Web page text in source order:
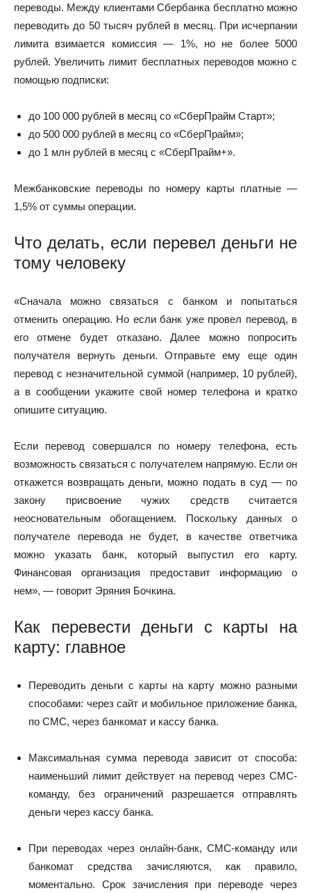
переводы. Между клиентами Сбербанка бесплатно можно
переводить до 50 тысяч рублей в месяц. При исчерпании
лимита взимается комиссия — 1%, но не более 5000
рублей. Увеличить лимит бесплатных переводов можно с
помощью подписки:
до 100 000 рублей в месяц со «СберПрайм Старт»;
до 500 000 рублей в месяц со «СберПрайм»;
до 1 млн рублей в месяц с «СберПрайм+».
Межбанковские переводы по номеру карты платные —
1,5% от суммы операции.
Что делать, если перевел деньги не
тому человеку
«Сначала можно связаться с банком и попытаться
отменить операцию. Но если банк уже провел перевод, в
его отмене будет отказано. Далее можно попросить
получателя вернуть деньги. Отправьте ему еще один
перевод с незначительной суммой (например, 10 рублей),
а в сообщении укажите свой номер телефона и кратко
опишите ситуацию.
Если перевод совершался по номеру телефона, есть
возможность связаться с получателем напрямую. Если он
откажется возвращать деньги, можно подать в суд — по
закону присвоение чужих средств считается
неосновательным обогащением. Поскольку данных о
получателе перевода не будет, в качестве ответчика
можно указать банк, который выпустил его карту.
Финансовая организация предоставит информацию о
нем», — говорит Эряния Бочкина.
Как перевести деньги с карты на
карту: главное
Переводить деньги с карты на карту можно разными
способами: через сайт и мобильное приложение банка,
по СМС, через банкомат и кассу банка.
Максимальная сумма перевода зависит от способа:
наименьший лимит действует на перевод через СМС-
команду, без ограничений разрешается отправлять
деньги через кассу банка.
При переводах через онлайн-банк, СМС-команду или
банкомат средства зачисляются, как правило,
моментально. Срок зачисления при переводе через